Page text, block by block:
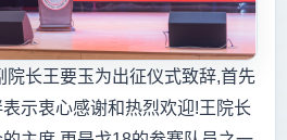
院长王要玉为出征仪式致辞,首先
示衷心感谢和热烈欢迎!王院长